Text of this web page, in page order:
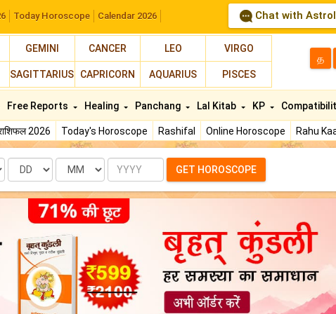
Today Horoscope Calendar 2026 Chat with
GEMINI CANCER LEO VIRGO
SAGITTARIUS CAPRICORN AQUARIUS PISCES
த
2026 Today's Horoscope Rashifal Online Horoscope Rahu
Free Reports Healing Panchang Lal Kitab KP
Date Month Year GET HOROSCOPE